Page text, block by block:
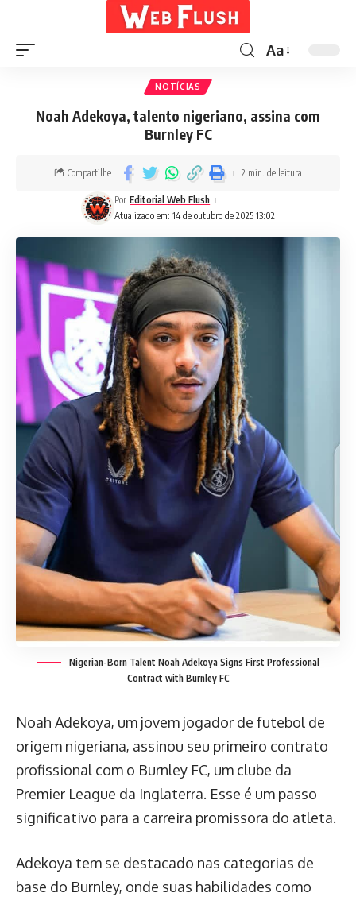
Aa
NOTÍCIAS
Noah Adekoya, talento nigeriano, assina com
Burnley FC
Atualizado em: 14 de outubro de 2025 13:02
Por Editorial Web Flush
Compartilhe 2 min. de leitura
Nigerian-Born Talent Noah Adekoya Signs First Professional
Contract with Burnley FC
Noah Adekoya, um jovem jogador de futebol de
origem nigeriana, assinou seu primeiro contrato
profissional com o Burnley FC, um clube da
Premier League da Inglaterra. Esse é um passo
significativo para a carreira promissora do atleta.
Adekoya tem se destacado nas categorias de
base do Burnley, onde suas habilidades como